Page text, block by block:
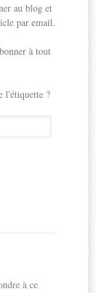
au blog et
par email.
à tout
l'étiquette ?
à ce